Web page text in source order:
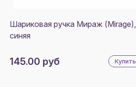
Шариковая ручка Мираж (Mirage),
синяя
145.00 руб Купить